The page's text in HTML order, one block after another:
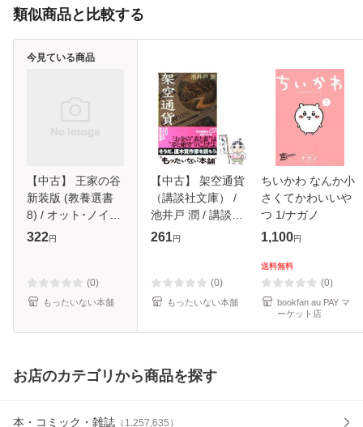
類似商品と比較する
【中古】 王家の谷
新装版 (教養選書
8) / オット･ノイバ
ート、酒井伝六 /
料無料】
322円
(0)
もったいない本舗
今見ている商品
【中古】 架空通貨
（講談社文庫） /
池井戸 潤 / 講談社
[文庫]【メール便送
261円
(0)
もったいない本舗
ちいかわ なんか小
さくてかわいいや
つ 1/ナガノ
1,100円
送料無料
(0)
bookfan au PAY マ
ーケット店
お店のカテゴリから商品を探す
本・コミック・雑誌 （ 1,257,635 ）